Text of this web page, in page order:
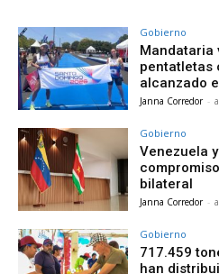
Gobierno
Mandataria
pentatletas
alcanzado
Janna Corredor -
Gobierno
Venezuela
bilateral
Janna Corredor -
Gobierno
717.459
han